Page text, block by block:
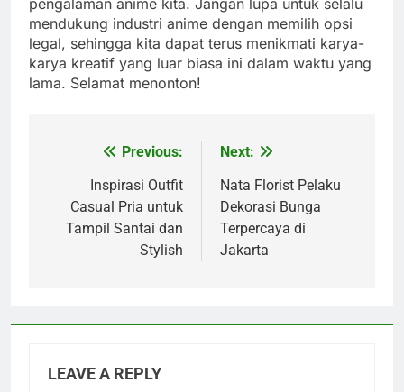
mendukung industri anime dengan memilih opsi
legal, sehingga kita dapat terus menikmati karya-
karya kreatif yang luar biasa ini dalam waktu yang
lama. Selamat menonton!
navigation
Previous:
Inspirasi Outfit
Casual Pria untuk
Tampil Santai dan
Stylish
Next:
Nata Florist Pelaku
Dekorasi Bunga
Terpercaya di
Jakarta
LEAVE A REPLY